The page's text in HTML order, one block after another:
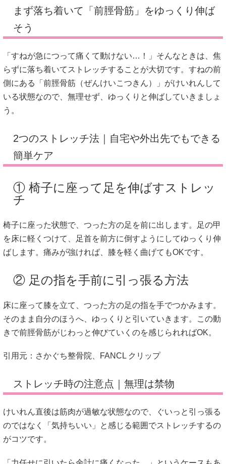
まず落ち着いて「前脛骨筋」をゆっくり伸ば
そう
「すねが急につって痛くて動けない…！」そんなときは、焦
らずに落ち着いてストレッチすることが大切です。すねの前
側にある「前脛骨筋（ぜんけいこつきん）」がけいれんして
いる状態なので、無理せず、ゆっくりと伸ばしていきましょ
う。
2つのストレッチ法｜自宅や外出先でもできる
簡単ケア
① 椅子に座って足を伸ばすストレッ
チ
椅子に座った状態で、つった方の足を前に出します。足の甲
を床に軽くつけて、足首を前方に倒すようにしてゆっくり伸
ばします。痛みが強ければ、膝を軽く曲げてもOKです。
② 足の指を手前に引っ張る方法
床に座って膝を立て、つった方の足の指を手でつかみます。
そのまま自分のほうへ、ゆっくりと引いていきます。この動
きで前脛骨筋がじわっと伸びていくのを感じられればOK。
引用元： さかぐち整骨院、 FANCL クリップ
ストレッチ時の注意点｜無理は禁物
けいれん直後は筋肉が過敏な状態なので、ぐいっと引っ張る
のではなく「気持ちいい」と感じる範囲でストレッチするの
がコツです。